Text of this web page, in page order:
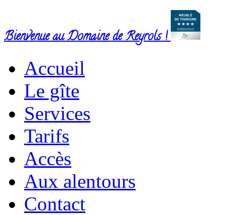
Bienvenue au Domaine de Reyrols !
Accueil
Le gîte
Services
Tarifs
Accès
Aux alentours
Contact